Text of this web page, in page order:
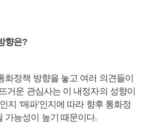
향은?
화정책 방향을 놓고 여러 의견들이
거운 관심사는 이 내정자의 성향이
지 ‘매파’인지에 따라 향후 통화정
가능성이 높기 때문이다.